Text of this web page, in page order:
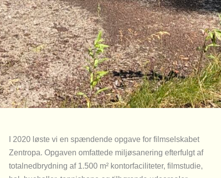
I 2020 løste vi en spændende opgave for filmselskabet
Zentropa. Opgaven omfattede miljøsanering efterfulgt af
totalnedbrydning af 1.500 m² kontorfaciliteter, filmstudie,